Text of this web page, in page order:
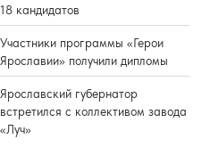
18 кандидатов
Участники программы «Герои
Ярославии» получили дипломы
Ярославский губернатор
встретился с коллективом завода
«Луч»